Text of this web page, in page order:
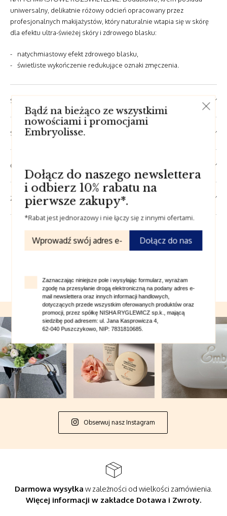
uniwersalny, delikatnie różowy odcień opracowany przez
profesjonalnych makijażystów, który naturalnie wtapia się w skórę
dla efektu ultra-świeżej skóry i zdrowego blasku:
natychmiastowy efekt zdrowego blasku,
świetliste wykończenie redukujące oznaki zmęczenia.
SKŁAD
SPOSÓB UŻYCIA
OPINIE
ZADAJ PYTANIE
Powiązane produkty
Obserwuj nasz Instagram
zamówienia.
i Zwroty.
Szybka wysyłka.Otrzymasz paczkęw
terenie Polski oraz w ciągu 6 dni na
Bądź na bieżąco ze wszystkimi
nowościami i promocjami
Embryolisse.
Dołącz do naszego newslettera
i odbierz 10% rabatu na
pierwsze zakupy*.
*Rabat jest jednorazowy i nie łączy się z innymi ofertami.
Dołącz do nas
Zaznaczając niniejsze pole i wysyłając formularz, wyrażam
zgodę na przesyłanie drogą elektroniczną na podany adres e-
mail newslettera oraz innych informacji handlowych,
dotyczących przede wszystkim oferowanych produktów oraz
promocji, przez spółkę NISHA RYGLEWICZ sp.k., mającą
siedzibę pod adresem: ul. Jana Kasprowicza 4,
62-040 Puszczykowo, NIP: 7831810685.